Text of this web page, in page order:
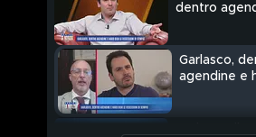
dentro
Garlasco,
agendine e